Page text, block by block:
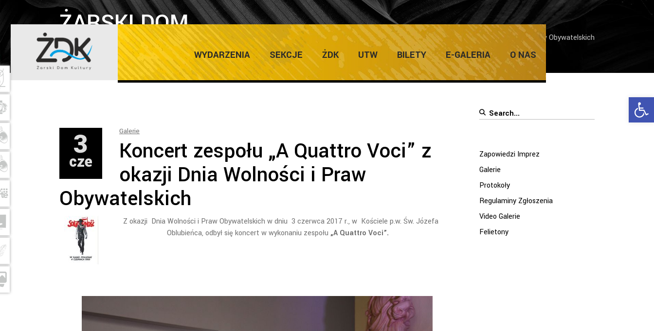
WYDARZENIA SEKCJE ŻDK UTW BILETY E-GALERIA O NAS
ŻARSKI DOM
KULTURY
Home Galerie/ Koncert zespołu „A Quattro Voci” z okazji Dnia Wolności i Praw Obywatelskich
3
cze
Galerie
Koncert zespołu „A Quattro Voci” z
okazji Dnia Wolności i Praw
Obywatelskich
Z okazji Dnia Wolności i Praw Obywatelskich w dniu 3 czerwca 2017 r., w Kościele p.w. Św. Józefa
Oblubieńca, odbył się koncert w wykonaniu zespołu „A Quattro Voci”.
Search
Zapowiedzi Imprez
Galerie
Protokoły
Regulaminy Zgłoszenia
Video Galerie
Felietony